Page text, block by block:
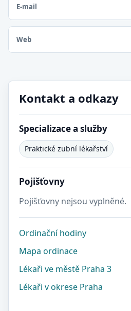
E-mail
Web
Kontakt a odkazy
Specializace a služby
Praktické zubní lékařství
Pojišťovny
Pojišťovny nejsou vyplněné.
Ordinační hodiny
Mapa ordinace
Lékaři ve městě Praha 3
Lékaři v okrese Praha